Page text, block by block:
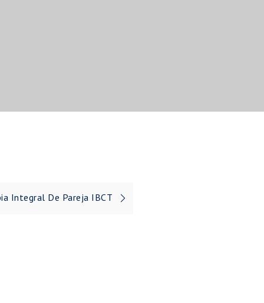
Integral De Pareja IBCT